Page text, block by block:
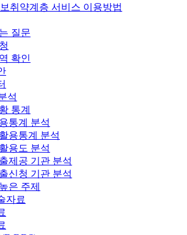
취약계층 서비스 이용방법
질문
확인
석
통계
통계 분석
용통계 분석
용도 분석
제공 기관 분석
신청 기관 분석
은 주제
자료